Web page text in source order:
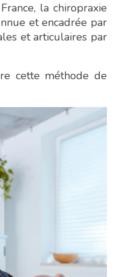
la chiropraxie
et encadrée par
et articulaires par
cette méthode de